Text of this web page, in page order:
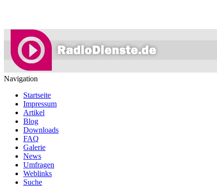
Navigation
Startseite
Impressum
Artikel
Blog
Downloads
FAQ
Galerie
News
Umfragen
Weblinks
Suche